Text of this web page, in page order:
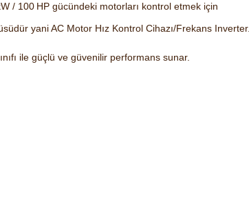
/ 100 HP gücündeki motorları kontrol etmek için
yani AC Motor Hız Kontrol Cihazı/Frekans Inverter.
ile güçlü ve güvenilir performans sunar.